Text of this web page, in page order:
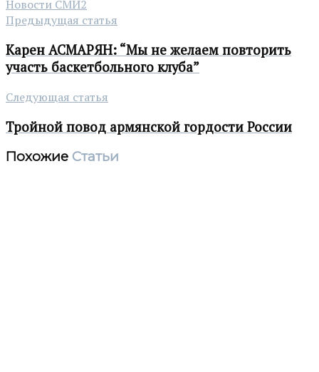
Новости СМИ2
Предыдущая статья
Карен АСМАРЯН: “Мы не желаем повторить
участь баскетбольного клуба”
Следующая статья
Тройной повод армянской гордости России
Похожие Статьи